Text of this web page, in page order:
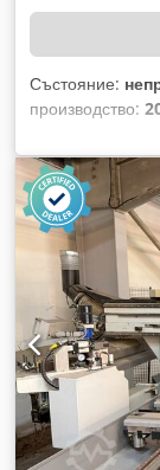
Състояние:
производство:
разстояние на
1 560 мм,
скорост на
скорост на
гарантирана
ТЕХНИЧЕСКИ
Работна
по оста X: 80
мин Скорост на
шпиндели
Шпиндели за
хоризонтално
хоризонтални
управлявани